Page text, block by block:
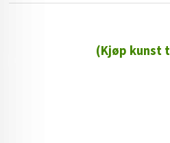
(Kjøp kunst